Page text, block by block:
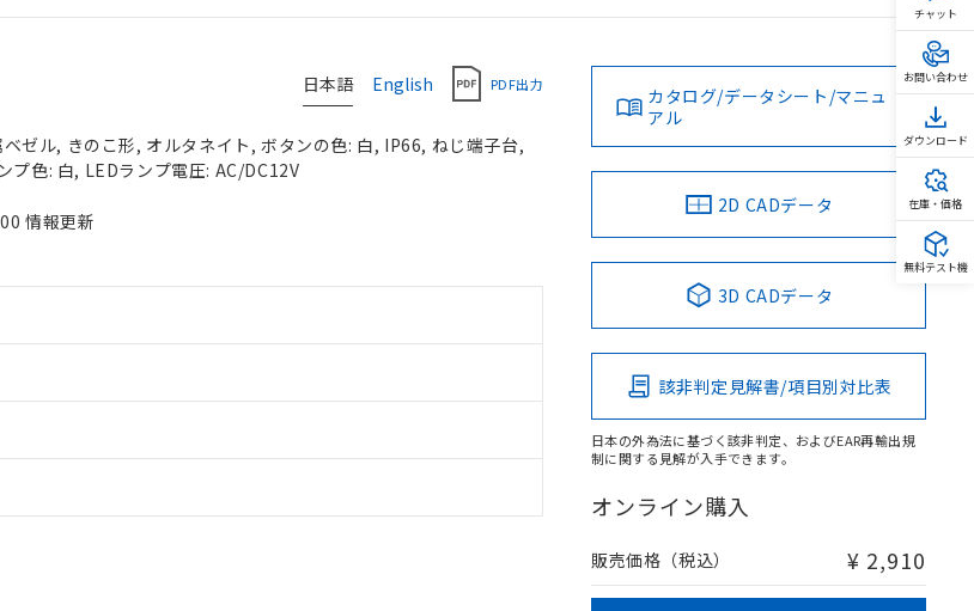
日本語 English PDF出力
ゼル, きのこ形, オルタネイト, ボタンの色: 白, IP66, ねじ端子台,
色: 白, LEDランプ電圧: AC/DC12V
情報更新
カタログ/データシート/マニュ
アル
2D CADデータ
3D CADデータ
該非判定見解書/項目別対比表
日本の外為法に基づく該非判定、およびEAR再輸出規
制に関する見解が入手できます。
オンライン購入
販売価格（税込） ¥ 2,910
チャット
お問い合わせ
ダウンロード
在庫・価格
無料テスト機